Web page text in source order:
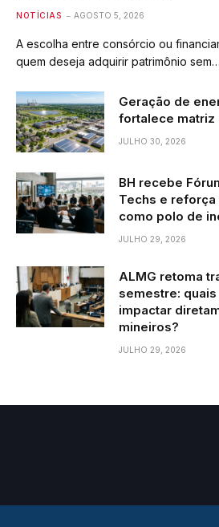
NOTÍCIAS AGOSTO 5, 2026
A escolha entre consórcio ou
quem deseja adquirir patrimônio sem…
Geração de
fortalece matriz
JULHO 30, 2026
BH recebe
Techs e
como polo de
JULHO 29, 2026
ALMG retoma
semestre:
impactar
mineiros?
JULHO 29, 2026